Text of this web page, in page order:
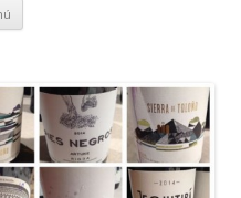
Ir al contenido